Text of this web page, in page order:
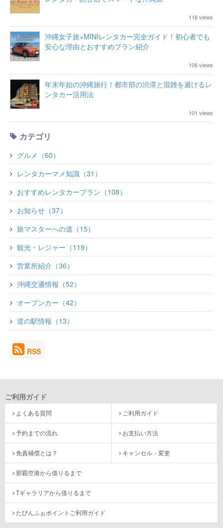
116 views
沖縄女子旅×MINIレンタカー完全ガイド！初心者でも
安心な理由とおすすめプラン紹介
106 views
年末年始の沖縄旅行！都市部の渋滞と混雑を避けるレ
ンタカー活用法
101 views
カテゴリ
グルメ（60）
レンタカーマメ知識（31）
おすすめレンタカープラン（108）
お知らせ（37）
旅マスターへの道（15）
観光・レジャー（119）
営業所紹介（36）
沖縄交通情報（52）
オープンカー（42）
道の駅情報（13）
RSS
ご利用ガイド
よくある質問 ご利用ガイド
予約までの流れ お支払い方法
免責補償とは？ キャンセル・変更
那覇空港から借りるまで
Tギャラリアから借りるまで
たびんふぉポイントご利用ガイド